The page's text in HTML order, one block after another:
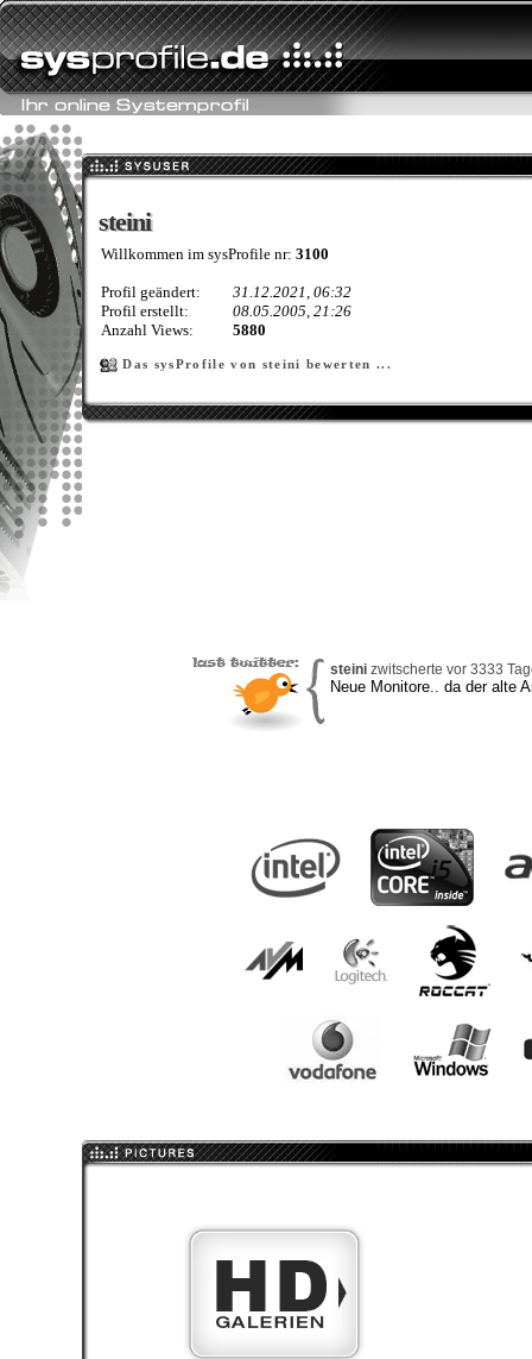
steini
steini
Willkommen im sysProfile nr: 3100
Profil geändert:
31.12.2021, 06:32
Profil erstellt:
08.05.2005, 21:26
Anzahl Views:
5880
Das sysProfile von steini bewerten ...
steini zwitscherte vor 3333
Neue Monitore.. da der alte